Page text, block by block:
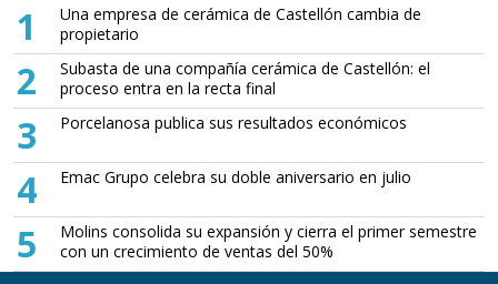
1
Una empresa de cerámica de Castellón cambia de
propietario
2
Subasta de una compañía cerámica de Castellón: el
proceso entra en la recta final
3 Porcelanosa publica sus resultados económicos
4 Emac Grupo celebra su doble aniversario en julio
5
Molins consolida su expansión y cierra el primer semestre
con un crecimiento de ventas del 50%